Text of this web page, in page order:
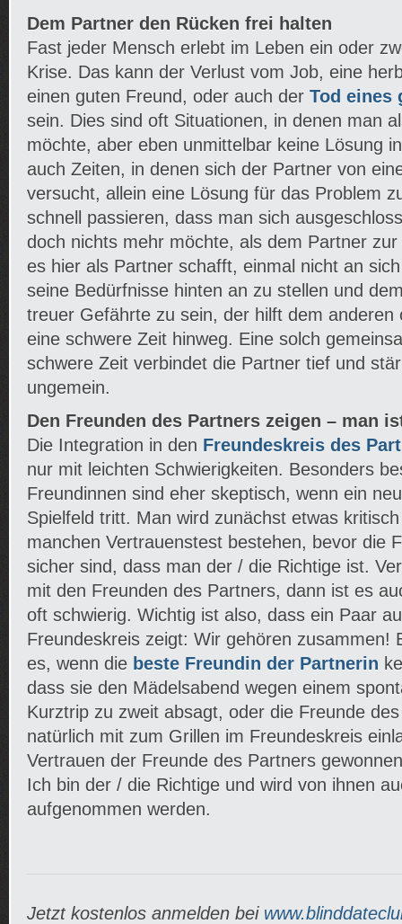
Dem Partner den Rücken frei halten
Fast jeder Mensch erlebt im Leben ein oder
Krise. Das kann der Verlust vom Job, eine
einen guten Freund, oder auch der Tod eines
sein. Dies sind oft Situationen, in denen man
möchte, aber eben unmittelbar keine Lösung
auch Zeiten, in denen sich der Partner von
versucht, allein eine Lösung für das Problem
schnell passieren, dass man sich
doch nichts mehr möchte, als dem Partner
es hier als Partner schafft, einmal nicht an
seine Bedürfnisse hinten an zu stellen und
treuer Gefährte zu sein, der hilft dem anderen
eine schwere Zeit hinweg. Eine solch
schwere Zeit verbindet die Partner tief und
ungemein.
Den Freunden des Partners zeigen – man
Die Integration in den Freundeskreis des
nur mit leichten Schwierigkeiten. Besonders
Freundinnen sind eher skeptisch, wenn ein
Spielfeld tritt. Man wird zunächst etwas
manchen Vertrauenstest bestehen, bevor die
sicher sind, dass man der / die Richtige ist.
mit den Freunden des Partners, dann ist es
oft schwierig. Wichtig ist also, dass ein Paar
Freundeskreis zeigt: Wir gehören zusammen!
es, wenn die beste Freundin der Partnerin
dass sie den Mädelsabend wegen einem
Kurztrip zu zweit absagt, oder die Freunde
natürlich mit zum Grillen im Freundeskreis
Vertrauen der Freunde des Partners
Ich bin der / die Richtige und wird von ihnen
aufgenommen werden.
Jetzt kostenlos anmelden bei